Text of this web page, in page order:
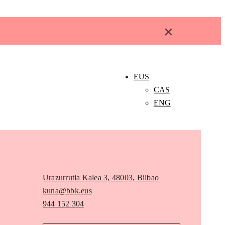
×
EUS
CAS
ENG
Urazurrutia Kalea 3, 48003, Bilbao
kuna@bbk.eus
944 152 304